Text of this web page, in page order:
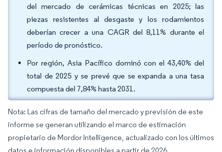
del mercado de cerámicas técnicas en 2025; las
piezas resistentes al desgaste y los rodamientos
deberían crecer a una CAGR del 8,11% durante el
período de pronóstico.
Por región, Asia Pacífico dominó con el 43,40% del
total de 2025 y se prevé que se expanda a una tasa
compuesta del 7,84% hasta 2031.
Nota: Las cifras de tamaño del mercado y previsión de este
informe se generan utilizando el marco de estimación
propietario de Mordor Intelligence, actualizado con los últimos